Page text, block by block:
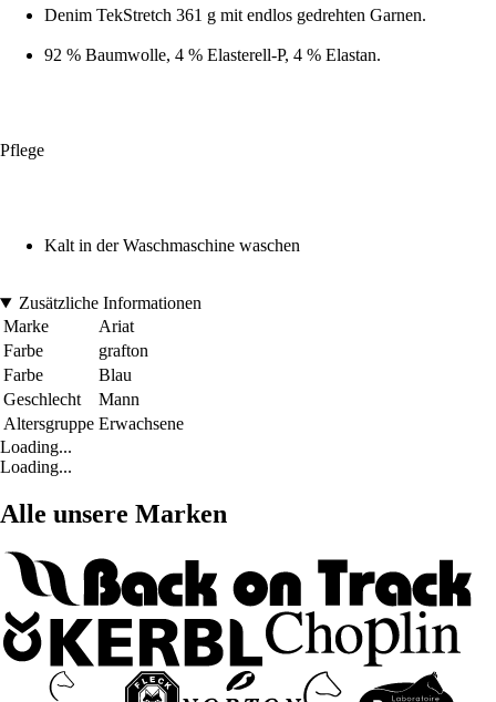
Denim TekStretch 361 g mit endlos gedrehten Garnen.
92 % Baumwolle, 4 % Elasterell-P, 4 % Elastan.
Pflege
Kalt in der Waschmaschine waschen
Zusätzliche Informationen
Marke
Ariat
Farbe
grafton
Farbe
Blau
Geschlecht
Mann
Altersgruppe Erwachsene
Loading...
Loading...
Alle unsere Marken